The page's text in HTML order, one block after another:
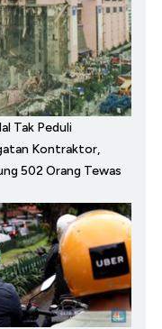
Tak Peduli
Kontraktor,
502 Orang Tewas